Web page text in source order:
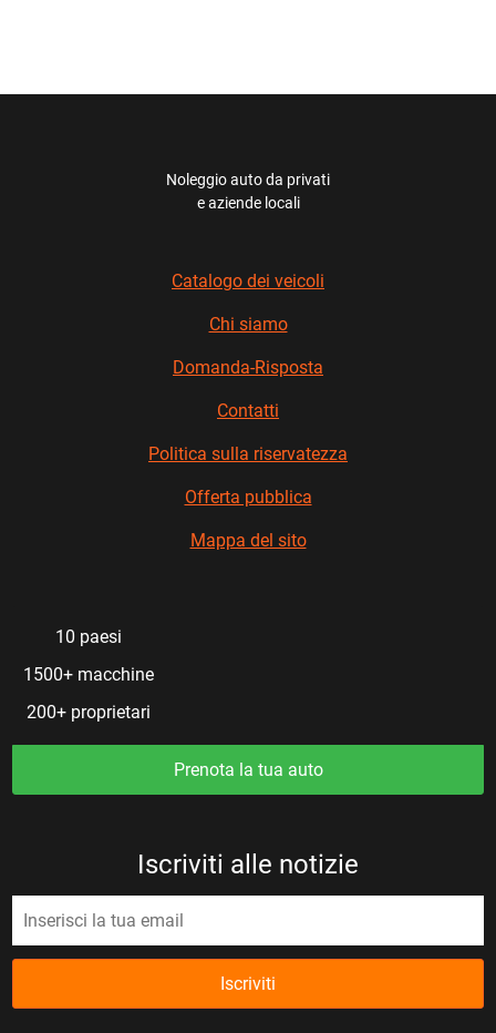
Noleggio auto da privati
e aziende locali
Catalogo dei veicoli
Chi siamo
Domanda-Risposta
Contatti
Politica sulla riservatezza
Offerta pubblica
Mappa del sito
10 paesi
1500+ macchine
200+ proprietari
Prenota la tua auto
Iscriviti alle notizie
Iscriviti